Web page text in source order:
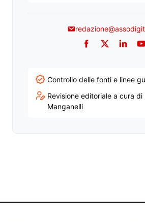
Facebook
Twitter
Controllo delle fonti e linee
Revisione editoriale a cura di
Manganelli